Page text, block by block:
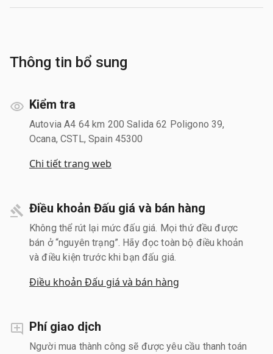
Thông tin bổ sung
Kiểm tra
Autovia A4 64 km 200 Salida 62 Poligono 39,
Ocana, CSTL, Spain 45300
Chi tiết trang web
Điều khoản Đấu giá và bán hàng
Không thể rút lại mức đấu giá. Mọi thứ đều được
bán ở “nguyên trạng”. Hãy đọc toàn bộ điều khoản
và điều kiện trước khi bạn đấu giá.
Điều khoản Đấu giá và bán hàng
Phí giao dịch
Người mua thành công sẽ được yêu cầu thanh toán